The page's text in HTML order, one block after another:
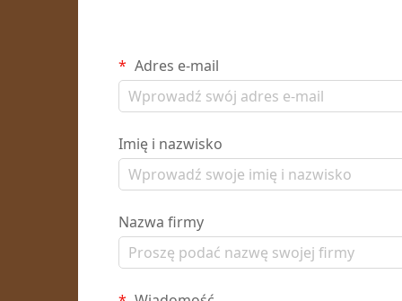
Adres e-mail
Imię i nazwisko
Nazwa firmy